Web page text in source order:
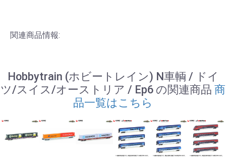
関連商品情報:
Hobbytrain (ホビートレイン) N車輌 / ドイ
ツ/スイス/オーストリア / Ep6 の関連商品 商
品一覧はこちら